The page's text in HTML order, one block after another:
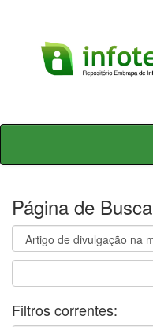
Skip
Página de Busca
Filtros correntes: